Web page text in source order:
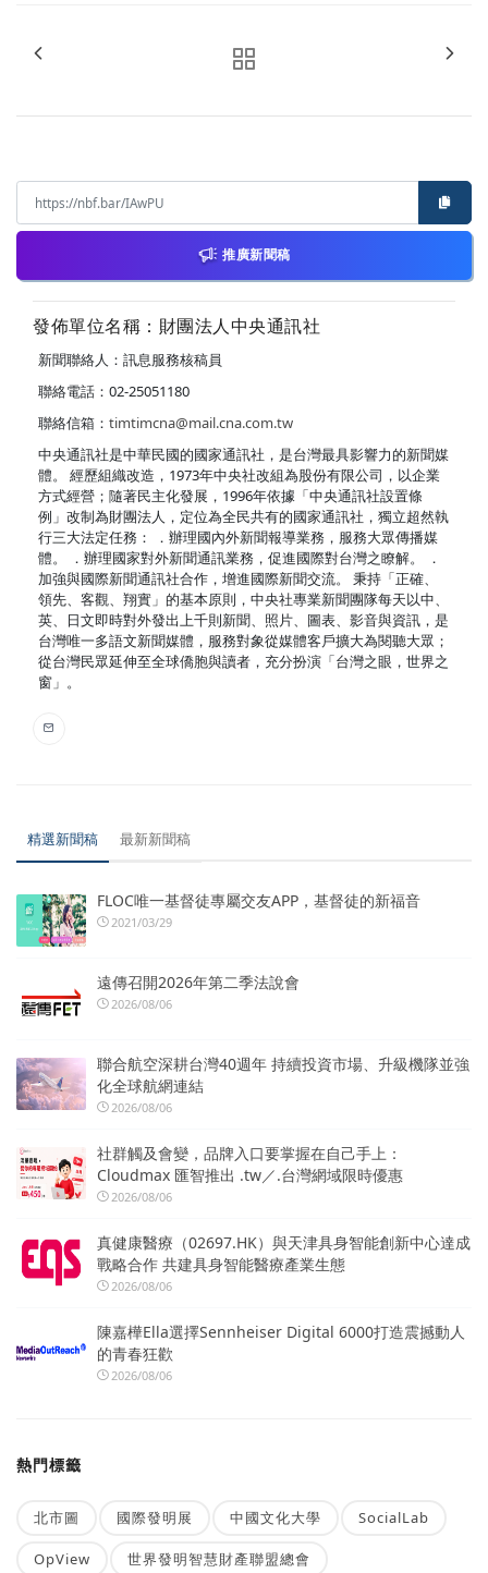
推廣新聞稿
發佈單位名稱：財團法人中央通訊社
新聞聯絡人：訊息服務核稿員
聯絡電話：02-25051180
聯絡信箱： timtimcna@mail.cna.com.tw
中央通訊社是中華民國的國家通訊社，是台灣最具影響力的新聞媒
體。 經歷組織改造，1973年中央社改組為股份有限公司，以企業
方式經營；隨著民主化發展，1996年依據「中央通訊社設置條
例」改制為財團法人，定位為全民共有的國家通訊社，獨立超然執
行三大法定任務： ．辦理國內外新聞報導業務，服務大眾傳播媒
體。 ．辦理國家對外新聞通訊業務，促進國際對台灣之瞭解。 ．
加強與國際新聞通訊社合作，增進國際新聞交流。 秉持「正確、
領先、客觀、翔實」的基本原則，中央社專業新聞團隊每天以中、
英、日文即時對外發出上千則新聞、照片、圖表、影音與資訊，是
台灣唯一多語文新聞媒體，服務對象從媒體客戶擴大為閱聽大眾；
從台灣民眾延伸至全球僑胞與讀者，充分扮演「台灣之眼，世界之
窗」。
精選新聞稿 最新新聞稿
FLOC唯一基督徒專屬交友APP，基督徒的新福音
2021/03/29
遠傳召開2026年第二季法說會
2026/08/06
聯合航空深耕台灣40週年 持續投資市場、升級機隊並強
化全球航網連結
2026/08/06
社群觸及會變，品牌入口要掌握在自己手上：
Cloudmax 匯智推出 .tw／.台灣網域限時優惠
2026/08/06
真健康醫療（02697.HK）與天津具身智能創新中心達成
戰略合作 共建具身智能醫療產業生態
2026/08/06
陳嘉樺Ella選擇Sennheiser Digital 6000打造震撼動人
的青春狂歡
2026/08/06
熱門標籤
北市圖 國際發明展 中國文化大學 SocialLab
OpView 世界發明智慧財產聯盟總會